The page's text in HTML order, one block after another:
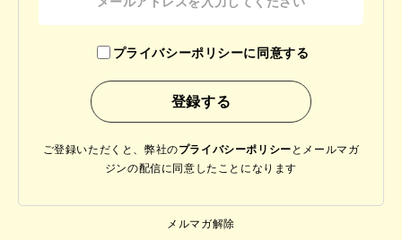
プライバシーポリシーに同意する
ご登録いただくと、弊社のプライバシーポリシー と メールマガ
ジンの配信に同意したことになります
メルマガ解除